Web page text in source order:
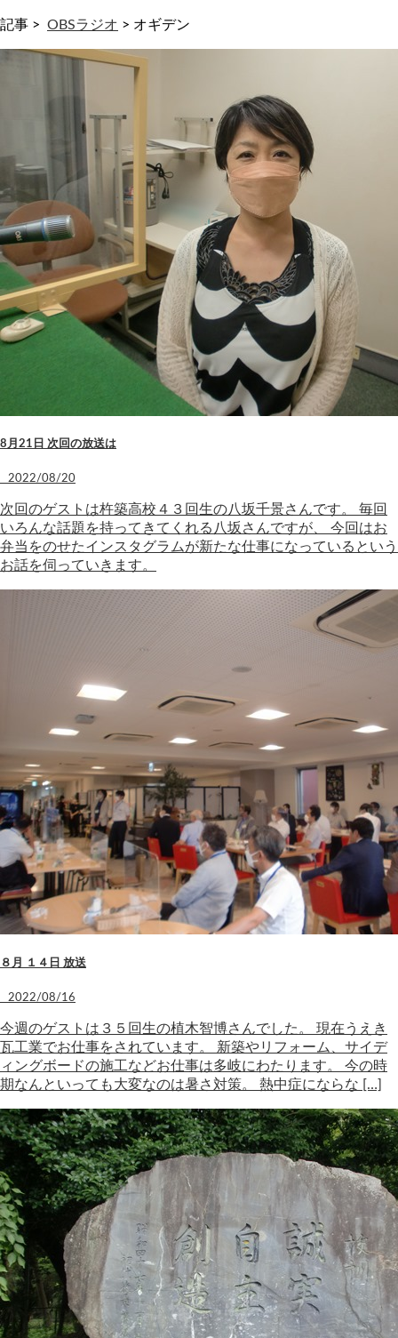
記事 > OBSラジオ > オギデン
8月21日 次回の放送は
2022/08/20
次回のゲストは杵築高校４３回生の八坂千景さんです。 毎回
いろんな話題を持ってきてくれる八坂さんですが、 今回はお
弁当をのせたインスタグラムが新たな仕事になっているという
お話を伺っていきます。
８月 １４日 放送
2022/08/16
今週のゲストは３５回生の植木智博さんでした。 現在うえき
瓦工業でお仕事をされています。 新築やリフォーム、サイデ
ィングボードの施工などお仕事は多岐にわたります。 今の時
期なんといっても大変なのは暑さ対策。 熱中症にならな […]